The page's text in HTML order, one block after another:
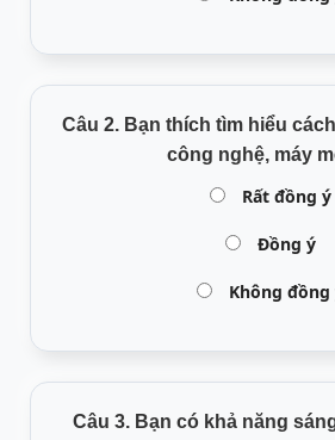
Câu 2. Bạn thích tìm hiểu
công nghệ, máy
Rất đồng ý
Đồng ý
Không đồng
Câu 3. Bạn có khả năng